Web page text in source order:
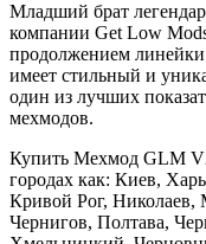
Младший брат
компании Get Low
продолжением
имеет стильный и
один из лучших
мехмодов.
Купить Мехмод GLM
городах как: Киев,
Кривой Рог,
Чернигов, Полтава,